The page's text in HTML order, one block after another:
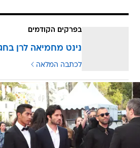
בפרקים הקודמים
נינט מחמיאה לרן
לכתבה המלאה